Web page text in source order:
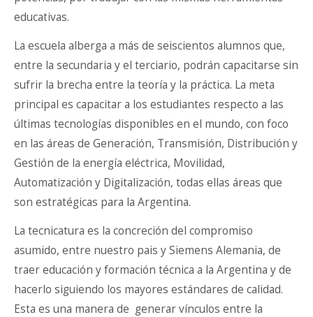
educativas.
La escuela alberga a más de seiscientos alumnos que,
entre la secundaria y el terciario, podrán capacitarse sin
sufrir la brecha entre la teoría y la práctica. La meta
principal es capacitar a los estudiantes respecto a las
últimas tecnologías disponibles en el mundo, con foco
en las áreas de Generación, Transmisión, Distribución y
Gestión de la energía eléctrica, Movilidad,
Automatización y Digitalización, todas ellas áreas que
son estratégicas para la Argentina.
La tecnicatura es la concreción del compromiso
asumido, entre nuestro pais y Siemens Alemania, de
traer educación y formación técnica a la Argentina y de
hacerlo siguiendo los mayores estándares de calidad.
Esta es una manera de generar vínculos entre la